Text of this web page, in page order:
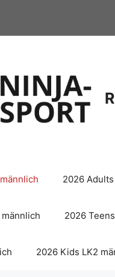
2026
männlich 2026
2026 Kids LK2